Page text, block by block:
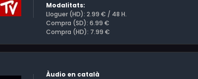
Modalitats:
Lloguer (HD): 2.99 € / 48 H.
Compra (SD): 6.99 €
Compra (HD): 7.99 €
Àudio en català